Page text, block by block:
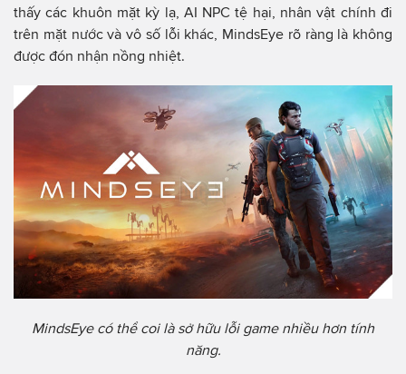
thấy các khuôn mặt kỳ lạ, AI NPC tệ hại, nhân vật chính đi
trên mặt nước và vô số lỗi khác, MindsEye rõ ràng là không
được đón nhận nồng nhiệt.
MindsEye có thể coi là sở hữu lỗi game nhiều hơn tính
năng.